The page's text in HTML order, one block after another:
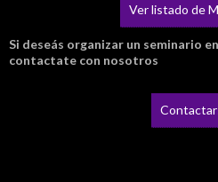
Ver listado de
Si deseás organizar un seminario
contactate con nosotros